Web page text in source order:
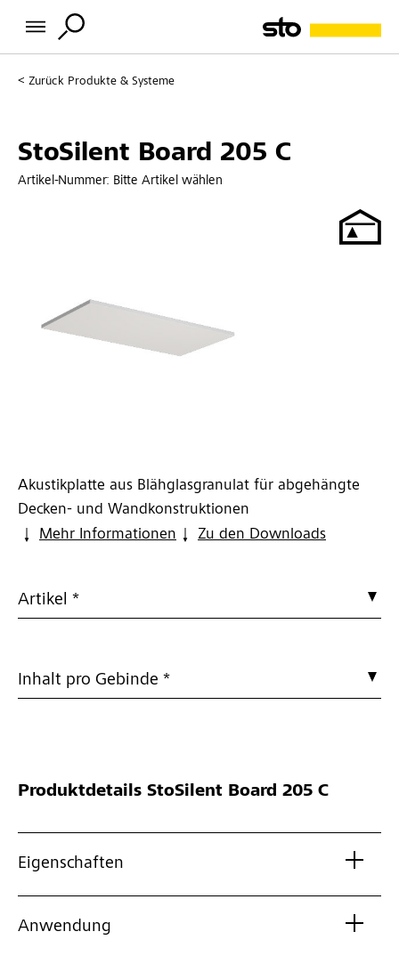
Zurück Produkte & Systeme
StoSilent Board 205 C
Artikel-Nummer: Bitte Artikel wählen
Akustikplatte aus Blähglasgranulat für abgehängte
Decken- und Wandkonstruktionen
Mehr Informationen
Zu den Downloads
Artikel *
Inhalt pro Gebinde *
Produktdetails StoSilent Board 205 C
Eigenschaften
Anwendung